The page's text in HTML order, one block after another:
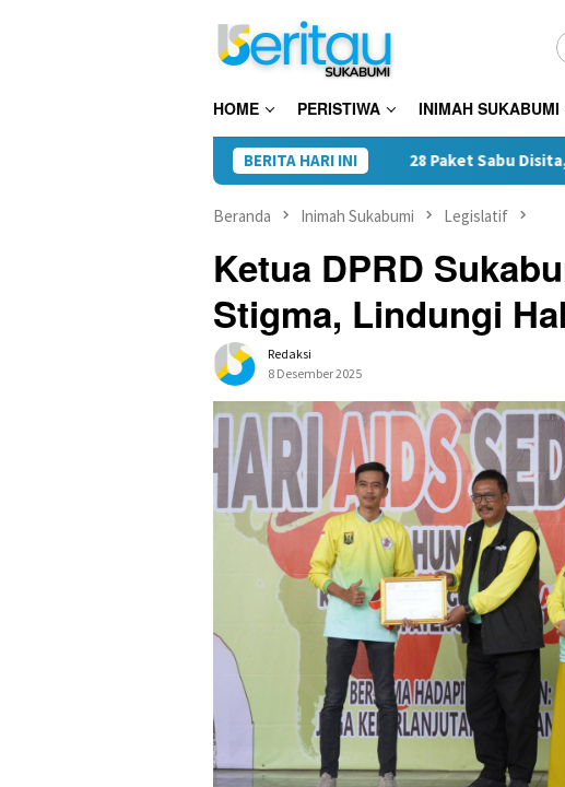
HOME PERISTIWA INIMAH SUKABUMI
BERITA HARI INI
28 Paket Sabu Disita, Satres Narkoba
Beranda Inimah Sukabumi Legislatif
Ketua DPRD
Stigma, Lindungi
Redaksi
8 Desember 2025